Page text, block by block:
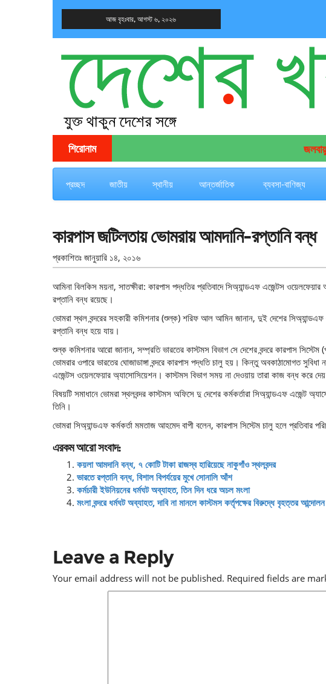
আজ বৃহঃবার, আগস্ট ৬, ২০২৬
দেশের খবর
যুক্ত থাকুন দেশের সঙ্গে
শিরোনাম জলবায়ু
প্রচ্ছদ জাতীয় স্থানীয় আন্তর্জাতিক ব্যবসা-বাণিজ্য
কারপাস জটিলতায় ভোমরায় আমদানি-রপ্তানি বন্ধ
প্রকাশিতঃ জানুয়ারি ১৪, ২০১৬
আমিনা বিলকিস ময়না, সাতক্ষীরা: কারপাস পদ্ধতির প্রতিবাদে সিঅ্যান্ডএফ এজেন্টস ওয়েলফেয়ার
রপ্তানি বন্ধ রয়েছে।
ভোমরা স্থল বন্দরের সহকারী কমিশনার (শুল্ক) শরিফ আল আমিন জানান, দুই দেশের সিঅ্যান্ডএফ
রপ্তানি বন্ধ হয়ে যায়।
শুল্ক কমিশনার আরো জানান, সম্প্রতি ভারতের কাস্টমস বিভাগ সে দেশের বন্দরে কারপাস সিস্টেম
ভোমরার ওপারে ভারতের ঘোজাডাঙ্গা বন্দরে কারপাস পদ্ধতি চালু হয়। কিন্তু অবকাঠামোগত
এজেন্টস ওয়েলফেয়ার অ্যাসোসিয়েশন। কাস্টমস বিভাগ সময় না দেওয়ায় তারা কাজ বন্ধ করে
বিষয়টি সমাধানে ভোমরা স্থলবন্দর কাস্টমস অফিসে দু দেশের কর্মকর্তারা সিঅ্যান্ডএফ এজেন্ট
তিনি।
ভোমরা সিঅ্যান্ডএফ কর্মকর্তা মমতাজ আহমেদ বাপী বলেন, কারপাস সিস্টেম চালু হলে প্রতিবার
এরকম আরো সংবাদ:
কয়লা আমদানি বন্ধ, ৭ কোটি টাকা রাজস্ব হারিয়েছে নাকুগাঁও স্থলবন্দর
ভারতে রপ্তানি বন্ধ, বিশাল বিপর্যয়ের মুখে সোনালি আঁশ
কর্মচারী ইউনিয়নের ধর্মঘট অব্যাহত, তিন দিন ধরে অচল মংলা
মংলা বন্দরে ধর্মঘট অব্যাহত, দাবি না মানলে কাস্টমস কর্তৃপক্ষের বিরুদ্ধে বৃহত্তর আন্দোলন
Leave a Reply
Your email address will not be published. Required fields are